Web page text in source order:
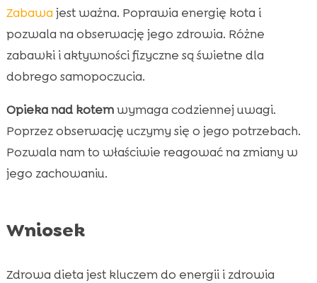
Zabawa jest ważna. Poprawia energię kota i
pozwala na obserwację jego zdrowia. Różne
zabawki i aktywności fizyczne są świetne dla
dobrego samopoczucia.
Opieka nad kotemwymaga codziennej uwagi.
Poprzez obserwację uczymy się o jego potrzebach.
Pozwala nam to właściwie reagować na zmiany w
jego zachowaniu.
Wniosek
Zdrowa dieta jest kluczem do energii i zdrowia